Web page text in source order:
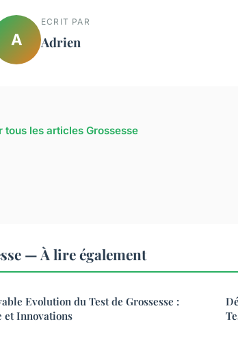
A
ECRIT PAR
Adrien
tous les articles Grossesse
— À lire également
Evolution du Test de Grossesse :
et Innovations